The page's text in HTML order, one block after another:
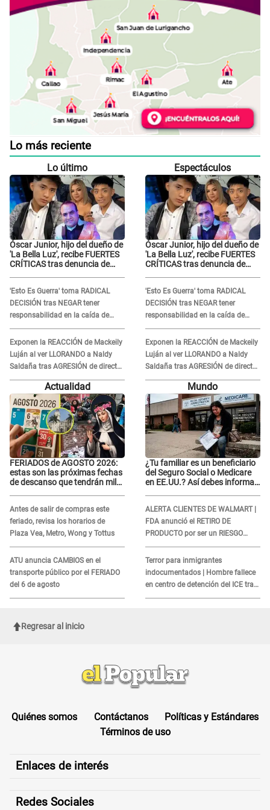
Lo más reciente
Lo último
Óscar Junior, hijo del dueño de
'La Bella Luz', recibe FUERTES
CRÍTICAS tras denuncia de
'Esto Es Guerra' toma RADICAL
DECISIÓN tras NEGAR tener
responsabilidad en la caída de
Kevin Díaz desde 8 metros de
altura
Exponen la REACCIÓN de Mackeily
Luján al ver LLORANDO a Naldy
Saldaña tras AGRESIÓN de director
de 'La Bella Luz': Esto hizo
Espectáculos
Óscar Junior, hijo del dueño de
'La Bella Luz', recibe FUERTES
CRÍTICAS tras denuncia de
'Esto Es Guerra' toma RADICAL
DECISIÓN tras NEGAR tener
responsabilidad en la caída de
Kevin Díaz desde 8 metros de
altura
Exponen la REACCIÓN de Mackeily
Luján al ver LLORANDO a Naldy
Saldaña tras AGRESIÓN de director
de 'La Bella Luz': Esto hizo
Actualidad
FERIADOS de AGOSTO 2026:
estas son las próximas fechas
de descanso que tendrán miles
Antes de salir de compras este
feriado, revisa los horarios de
Plaza Vea, Metro, Wong y Tottus
ATU anuncia CAMBIOS en el
transporte público por el FERIADO
del 6 de agosto
Mundo
¿Tu familiar es un beneficiario
del Seguro Social o Medicare
en EE.UU.? Así debes informar
ALERTA CLIENTES DE WALMART |
FDA anunció el RETIRO DE
PRODUCTO por ser un RIESGO
MORTAL para consumidores: ¿Cuál
es?
Terror para inmigrantes
indocumentados | Hombre fallece
en centro de detención del ICE tras
sufrir una "emergencia médica"
Regresar al inicio
Quiénes somos Contáctanos
Políticas y Estándares
Términos de uso
Enlaces de interés
Redes Sociales